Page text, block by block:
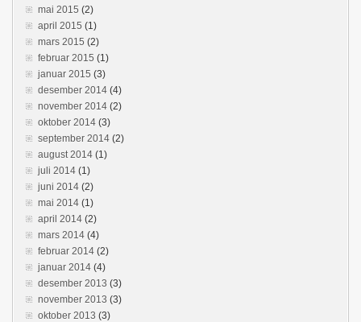
mai 2015 (2)
april 2015 (1)
mars 2015 (2)
februar 2015 (1)
januar 2015 (3)
desember 2014 (4)
november 2014 (2)
oktober 2014 (3)
september 2014 (2)
august 2014 (1)
juli 2014 (1)
juni 2014 (2)
mai 2014 (1)
april 2014 (2)
mars 2014 (4)
februar 2014 (2)
januar 2014 (4)
desember 2013 (3)
november 2013 (3)
oktober 2013 (3)